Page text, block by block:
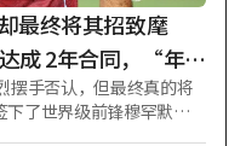
最终将其招致麾
成 2年合同，“年薪
摆手否认，但最终真的将
了世界级前锋穆罕默德